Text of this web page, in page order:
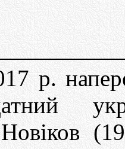
р.